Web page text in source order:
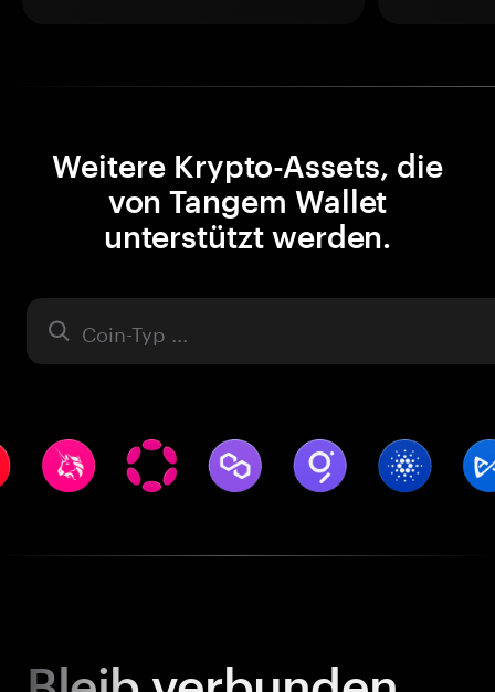
Weitere Krypto-Assets, die
von Tangem Wallet
unterstützt werden.
Asset